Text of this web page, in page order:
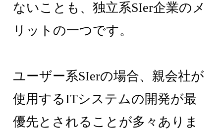
ないことも、独立系SIer企業のメ
リットの一つです。
ユーザー系SIerの場合、親会社が
使用するITシステムの開発が最
優先とされることが多々ありま